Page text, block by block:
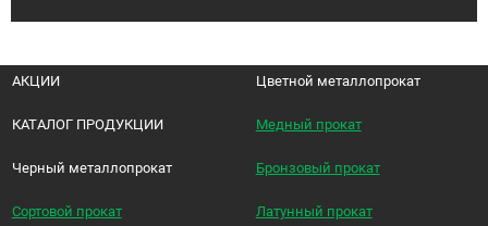
АКЦИИ
КАТАЛОГ ПРОДУКЦИИ
Черный металлопрокат
Сортовой прокат
Цветной металлопрокат
Медный прокат
Бронзовый прокат
Латунный прокат